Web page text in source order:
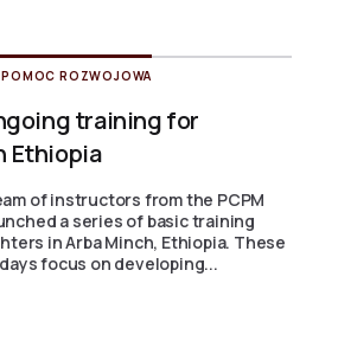
POMOC ROZWOJOWA
training for
Ethiopia
of instructors from the PCPM
a series of basic training
in Arba Minch, Ethiopia. These
focus on developing...